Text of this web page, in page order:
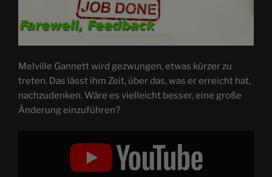
Melville Gannett wird gezwungen, etwas kürzer zu
treten. Das lässt ihm Zeit, über das, was er erreicht hat,
nachzudenken. Wäre es vielleicht besser, eine große
Änderung einzuführen?
Summertime